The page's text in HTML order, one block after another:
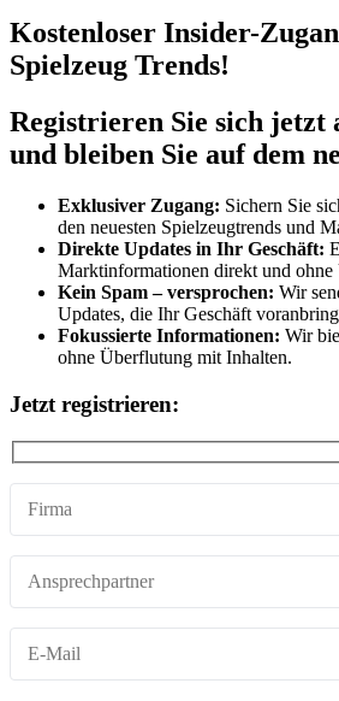
Kostenloser Insider-
Spielzeug Trends!
Registrieren Sie sich jetzt
und bleiben Sie auf dem
Exklusiver Zugang: Sichern Sie
den neuesten Spielzeugtrends und
Direkte Updates in Ihr Geschäft:
Marktinformationen direkt und ohne
Kein Spam – versprochen: Wir
Updates, die Ihr Geschäft
Fokussierte Informationen: Wir
ohne Überflutung mit Inhalten.
Jetzt registrieren: